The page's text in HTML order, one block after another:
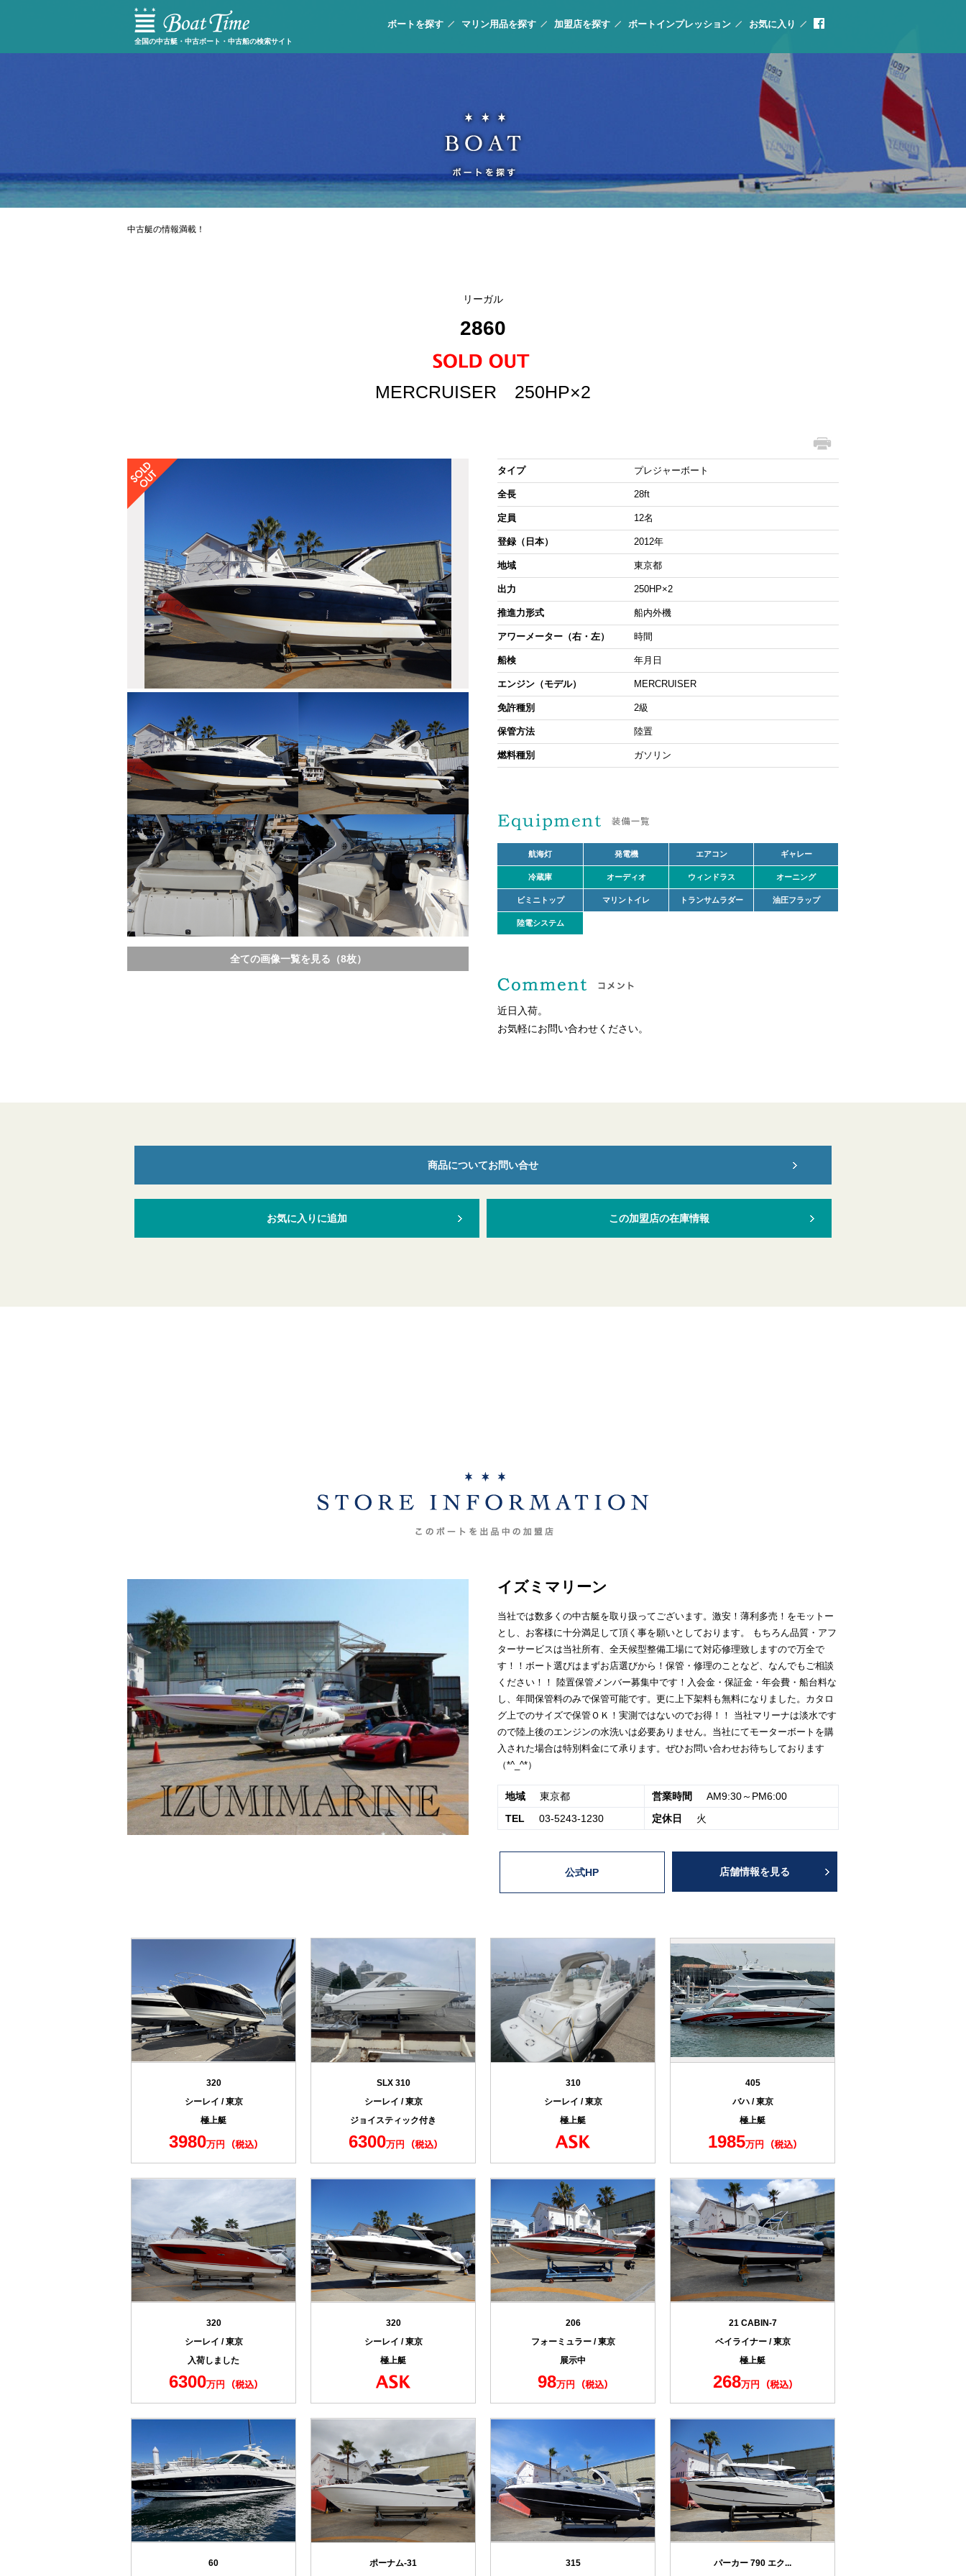
全国の中古艇・中古ボート・中古船の検索サイト
ボートを探す マリン用品を探す 加盟店を探す ボートインプレッション お気に入り
中古艇の情報満載！
リーガル
2860
MERCRUISER 250HP×2
全ての画像一覧を見る（8枚）
タイプ プレジャーボート
全長 28ft
定員 12名
登録（日本） 2012年
地域 東京都
出力 250HP×2
推進力形式 船内外機
アワーメーター（右・左） 時間
船検 年月日
エンジン（モデル） MERCRUISER
免許種別 2級
保管方法 陸置
燃料種別 ガソリン
航海灯 発電機 エアコン ギャレー
冷蔵庫 オーディオ ウィンドラス オーニング
ビミニトップ マリントイレ トランサムラダー 油圧フラップ
陸電システム
近日入荷。
お気軽にお問い合わせください。
商品についてお問い合せ
お気に入りに追加 この加盟店の在庫情報
イズミマリーン
当社では数多くの中古艇を取り扱ってございます。激安！薄利多売！をモットー
とし、お客様に十分満足して頂く事を願いとしております。 もちろん品質・アフ
ターサービスは当社所有、全天候型整備工場にて対応修理致しますので万全で
す！！ボート選びはまずお店選びから！保管・修理のことなど、なんでもご相談
ください！！ 陸置保管メンバー募集中です！入会金・保証金・年会費・船台料な
し、年間保管料のみで保管可能です。更に上下架料も無料になりました。カタロ
グ上でのサイズで保管ＯＫ！実測ではないのでお得！！ 当社マリーナは淡水です
ので陸上後のエンジンの水洗いは必要ありません。当社にてモーターボートを購
入された場合は特別料金にて承ります。ぜひお問い合わせお待ちしております
（*^_^*）
地域 東京都 営業時間
AM9:30～PM6:00
TEL
03-5243-1230 定休日 火
公式HP 店舗情報を見る
320
シーレイ / 東京
極上艇
3980万円
SLX 310
シーレイ / 東京
ジョイスティック付き
6300万円
310
シーレイ / 東京
極上艇
405
バハ / 東京
極上艇
1985万円
320
シーレイ / 東京
入荷しました
6300万円
320
シーレイ / 東京
極上艇
206
フォーミュラー / 東京
展示中
98万円
21 CABIN-7
ベイライナー / 東京
極上艇
268万円
60 ポーナム-31 315 パーカー 790 エク...